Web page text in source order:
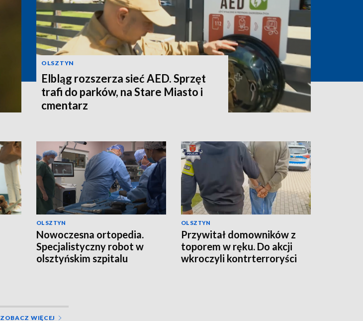
OLSZTYN
Elbląg rozszerza sieć AED. Sprzęt
trafi do parków, na Stare Miasto i
cmentarz
OLSZTYN
Nowoczesna ortopedia.
Specjalistyczny robot w
olsztyńskim szpitalu
OLSZTYN
Przywitał domowników z
toporem w ręku. Do akcji
wkroczyli kontrterroryści
ZOBACZ WIĘCEJ